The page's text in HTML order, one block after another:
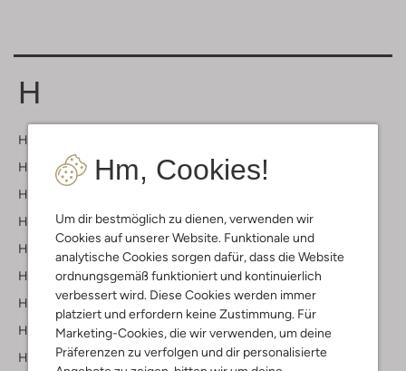
Hm, Cookies!
Um dir bestmöglich zu dienen, verwenden wir
Cookies auf unserer Website. Funktionale und
analytische Cookies sorgen dafür, dass die Website
ordnungsgemäß funktioniert und kontinuierlich
verbessert wird. Diese Cookies werden immer
platziert und erfordern keine Zustimmung. Für
Marketing-Cookies, die wir verwenden, um deine
Präferenzen zu verfolgen und dir personalisierte
H
Haboob
Happy Socks
Harper & Yve
Harris
Hassia
Haute L'amitié
Havaianas
Hello Hossy
Hip